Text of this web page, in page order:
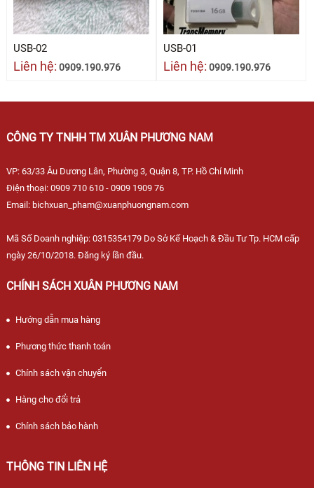
USB-02
Liên hệ: 0909.190.976
USB-01
Liên hệ: 0909.190.976
CÔNG TY TNHH TM XUÂN PHƯƠNG NAM
VP: 63/33 Âu Dương Lân, Phường 3, Quận 8, TP. Hồ Chí Minh
Điện thoại: 0909 710 610 - 0909 1909 76
Email: bichxuan_pham@xuanphuongnam.com
Mã Số Doanh nghiệp: 0315354179 Do Sở Kế Hoạch & Đầu Tư Tp. HCM cấp
ngày 26/10/2018. Đăng ký lần đầu.
CHÍNH SÁCH XUÂN PHƯƠNG NAM
Hướng dẫn mua hàng
Phương thức thanh toán
Chính sách vận chuyển
Hàng cho đổi trả
Chính sách bảo hành
THÔNG TIN LIÊN HỆ